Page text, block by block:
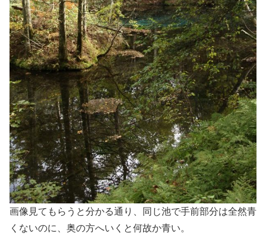
画像見てもらうと分かる通り、同じ池で手前部分は全然青
くないのに、奥の方へいくと何故か青い。